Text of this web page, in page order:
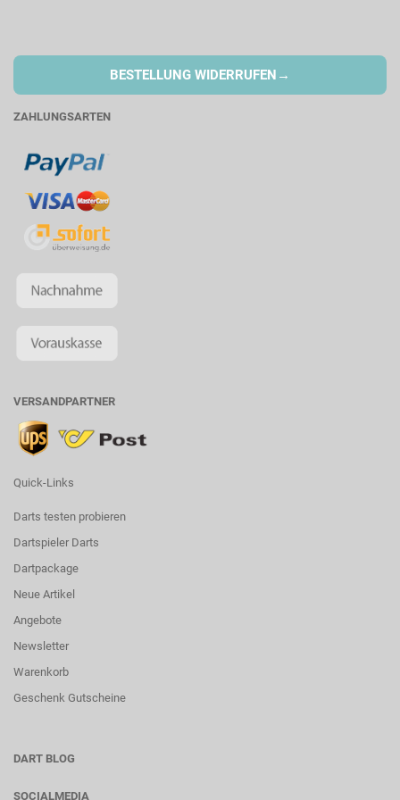
BESTELLUNG WIDERRUFEN →
ZAHLUNGSARTEN
VERSANDPARTNER
Quick-Links
Darts testen probieren
Dartspieler Darts
Dartpackage
Neue Artikel
Angebote
Newsletter
Warenkorb
Geschenk Gutscheine
DART BLOG
SOCIALMEDIA